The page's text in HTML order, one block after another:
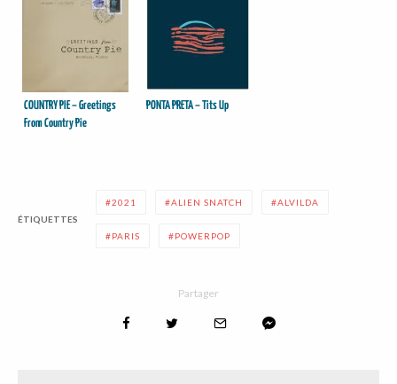
COUNTRY PIE – Greetings
From Country Pie
PONTA PRETA – Tits Up
ÉTIQUETTES
2021 ALIEN SNATCH ALVILDA
PARIS POWERPOP
Partager